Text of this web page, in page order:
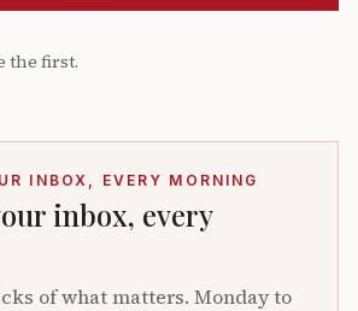
the first.
INBOX, EVERY MORNING
inbox, every
of what matters. Monday to